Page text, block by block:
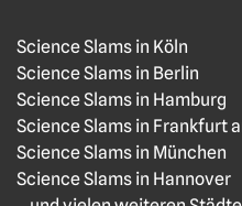
Science Slams in Köln
Science Slams in Berlin
Science Slams in Hamburg
Science Slams in Frankfurt
Science Slams in München
Science Slams in Hannover